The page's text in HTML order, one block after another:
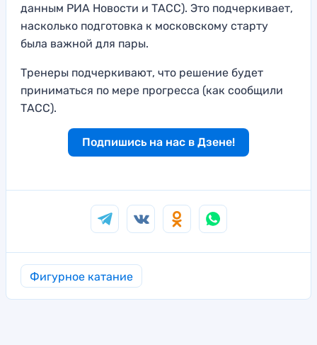
данным РИА Новости и ТАСС). Это подчеркивает,
насколько подготовка к московскому старту
была важной для пары.
Тренеры подчеркивают, что решение будет
приниматься по мере прогресса (как сообщили
ТАСС).
Подпишись на нас в Дзене!
Фигурное катание